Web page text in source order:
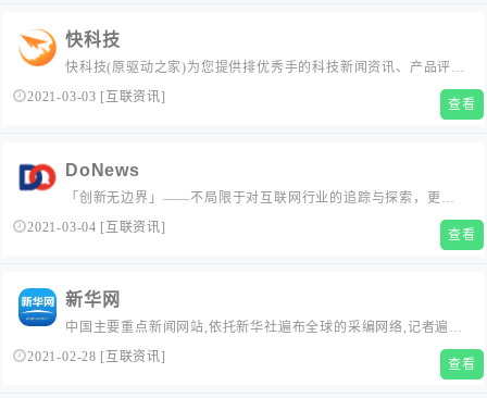
快科技
快科技(原驱动之家)为您提供排优秀手的科技新闻资讯、产品评
测、驱动下载等服务。老牌的驱动下载频道通过方便快捷的驱动
分类、搜索服务，助您快速找到所需的驱动程序。基于驱动之家
它能够智能识别您的计...
2021-03-03 [ 互联资讯] 查看
DoNews
「创新无边界」——不局限于对互联网行业的追踪与探索，更要
向未来、向未知的方向迈进。...
2021-03-04 [互联资讯] 查看
新华网
中国主要重点新闻网站,依托新华社遍布全球的采编网络,记者遍布
世界100多个国家和地区,地方频道分布全国31个省市自治区,每天
24小时同时使用6种语言滚动发稿,权威、准确、及时播发国内外重
2021-02-28 [ 互联资讯] 查看